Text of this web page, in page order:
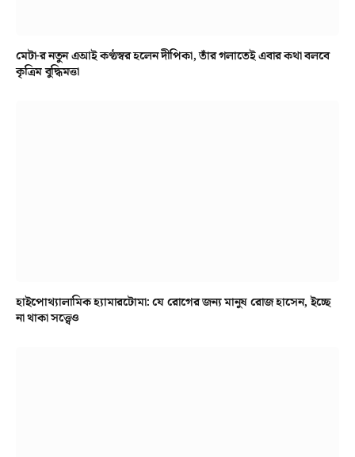
মেটা-র নতুন এআই কণ্ঠস্বর হলেন দীপিকা, তাঁর গলাতেই এবার কথা বলবে
কৃত্রিম বুদ্ধিমত্তা
হাইপোথ্যালামিক হ্যামারটোমা: যে রোগের জন্য মানুষ রোজ হাসেন, ইচ্ছে
না থাকা সত্ত্বেও